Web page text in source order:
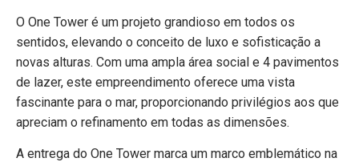
O One Tower é um projeto grandioso em todos os
sentidos, elevando o conceito de luxo e sofisticação a
novas alturas. Com uma ampla área social e 4 pavimentos
de lazer, este empreendimento oferece uma vista
fascinante para o mar, proporcionando privilégios aos que
apreciam o refinamento em todas as dimensões.
A entrega do One Tower marca um marco emblemático na